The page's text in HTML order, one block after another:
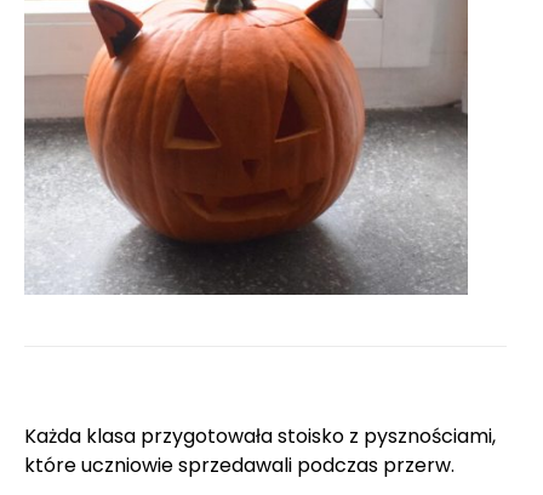
Każda klasa przygotowała stoisko z pysznościami,
które uczniowie sprzedawali podczas przerw.